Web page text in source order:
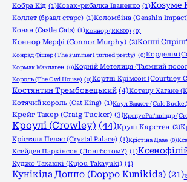
Кобра Кід (1)Козак-рибалка Іваненко (1)Козуме
Коллет (бравл старс) (1)Коломбіна (Genshin
Конан (Castle Cats) (1)Коннор (RK800) (0)
Коннор Мерфі (Connor Murphy) (2)Конні
Конрад Фішер (The summer I turned pretty) (0)Корделія
Кормак Маклаґен (0)Корній Метелиця (Таємний
Король (The Owl House) (0)Кортні Крімсон (Courtney
Костянтин Трембовецький (4)Котецу Хагане
Котячий король (Cat King) (1)Коул Баккет (Cole Bucket)
Крейг Такер (Craig Tucker) (3)Крепус Раґнвіндр
Кроулі (Crowley) (44)Круш Карстен (2)
Крісталл Пелас (Crystal Palace) (1)Крістіна Даае (0)
Ксейден Паркінсон (Лонгботом?) (1)
Куджо Такаюкі (Kujou Takayuki) (1)
Кунікіда Доппо (Doppo Kunikida) (21)